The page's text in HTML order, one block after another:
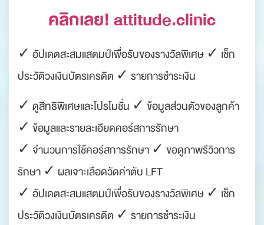
คลิกเลย! attitude.clinic
✓ อัปเดตสะสมแสตมป์เพื่อรับของรางวัลพิเศษ ✓ เช็ก
ประวัติวงเงินบัตรเครดิต ✓ รายการชำระเงิน
✓ ดูสิทธิพิเศษและโปรโมชั่น ✓ ข้อมูลส่วนตัวของลูกค้า
✓ ข้อมูลและรายละเอียดคอร์สการรักษา
✓ จำนวนการใช้คอร์สการรักษา ✓ ขอดูภาพรีวิวการ
รักษา ✓ ผลเจาะเลือดวัดค่าตับ LFT
✓ อัปเดตสะสมแสตมป์เพื่อรับของรางวัลพิเศษ ✓ เช็ก
ประวัติวงเงินบัตรเครดิต ✓ รายการชำระเงิน